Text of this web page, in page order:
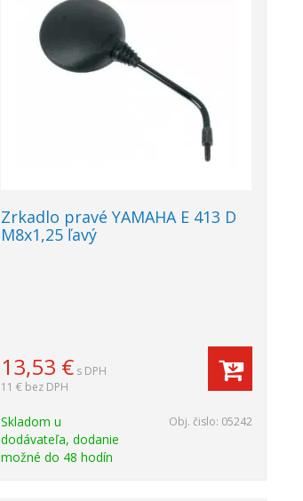
Zrkadlo pravé YAMAHA E 413 D
M8x1,25 ľavý
13,53 € s DPH
11 € bez DPH
Skladom u
dodávateľa, dodanie
možné do 48 hodín
Obj. čislo: 05242